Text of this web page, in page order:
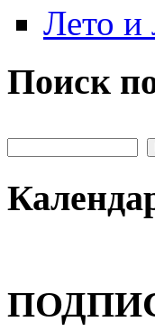
Лето и
Поиск